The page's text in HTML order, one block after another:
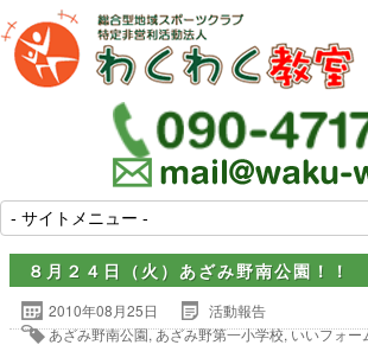
８月２４日（火）あざみ野南公園！！
2010年08月25日
活動報告
あざみ野南公園,あざみ野第一小学校,いいフォー